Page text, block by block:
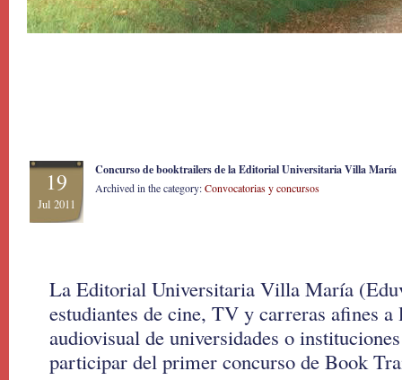
19
Jul 2011
Concurso de booktrailers de la Editorial Universitaria Villa María
Archived in the category:Convocatorias y concursos
La Editorial Universitaria Villa María
estudiantes de cine, TV y carreras afines a
audiovisual de universidades o
participar del primer concurso de Book